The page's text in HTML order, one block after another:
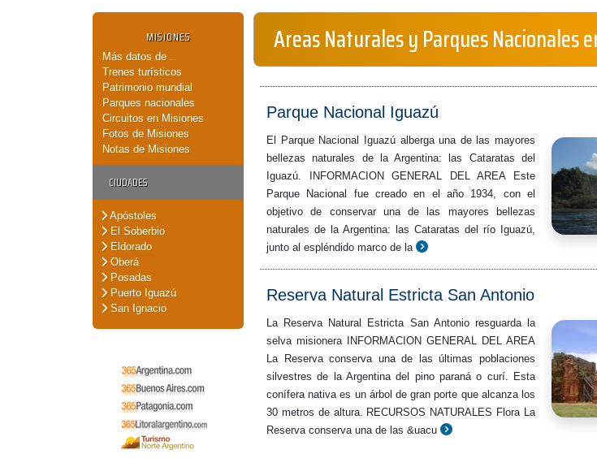
MISIONES
Más datos de ..
Trenes turísticos
Patrimonio mundial
Parques nacionales
Circuitos en Misiones
Fotos de Misiones
Notas de Misiones
CIUDADES
Apóstoles
El Soberbio
Eldorado
Oberá
Posadas
Puerto Iguazú
San Ignacio
Areas Naturales y Parques Nacionales
Parque Nacional Iguazú
El Parque Nacional Iguazú alberga una de las mayores
bellezas naturales de la Argentina: las Cataratas del
Iguazú. INFORMACION GENERAL DEL AREA Este
Parque Nacional fue creado en el año 1934, con el
objetivo de conservar una de las mayores bellezas
naturales de la Argentina: las Cataratas del río Iguazú,
junto al espléndido marco de la
Reserva Natural Estricta San Antonio
La Reserva Natural Estricta San Antonio resguarda la
selva misionera INFORMACION GENERAL DEL AREA
La Reserva conserva una de las últimas poblaciones
silvestres de la Argentina del pino paraná o curí. Esta
conífera nativa es un árbol de gran porte que alcanza los
30 metros de altura. RECURSOS NATURALES Flora La
Reserva conserva una de las &uacu